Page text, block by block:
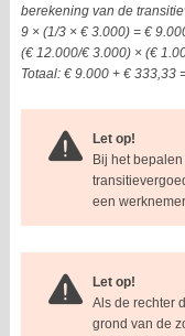
berekening van de
9 × (1/3 × € 3.000) = €
(€ 12.000/€ 3.000) × (€
Totaal: € 9.000 + € 333,33
Let op!
Bij het
een
Let op!
Als de rechter
grond van de